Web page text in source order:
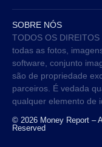
SOBRE NÓS
TODOS OS DIREITOS
todas as fotos,
software, conjunto
são de propriedade
parceiros. É vedada
qualquer elemento de
© 2026 Money Report –
Reserved